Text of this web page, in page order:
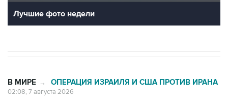
Лучшие фото недели
В МИРЕ → ОПЕРАЦИЯ ИЗРАИЛЯ И США ПРОТИВ ИРАНА
02:08, 7 августа 2026